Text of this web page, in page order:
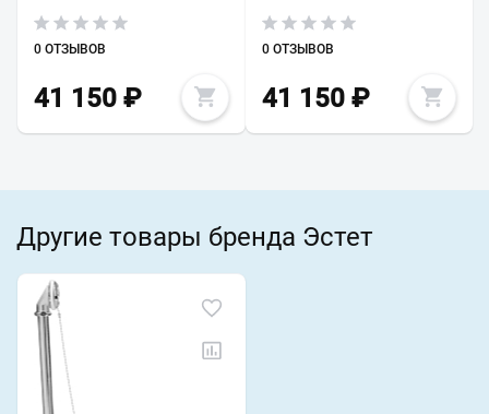
0 ОТЗЫВОВ
41 150 ₽
0 ОТЗЫВОВ
41 150₽
Другие товары бренда Эстет